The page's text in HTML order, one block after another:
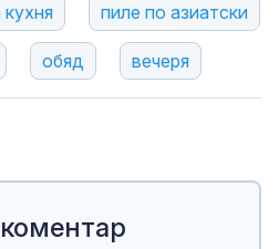
кухня пиле по азиатски
обяд вечеря